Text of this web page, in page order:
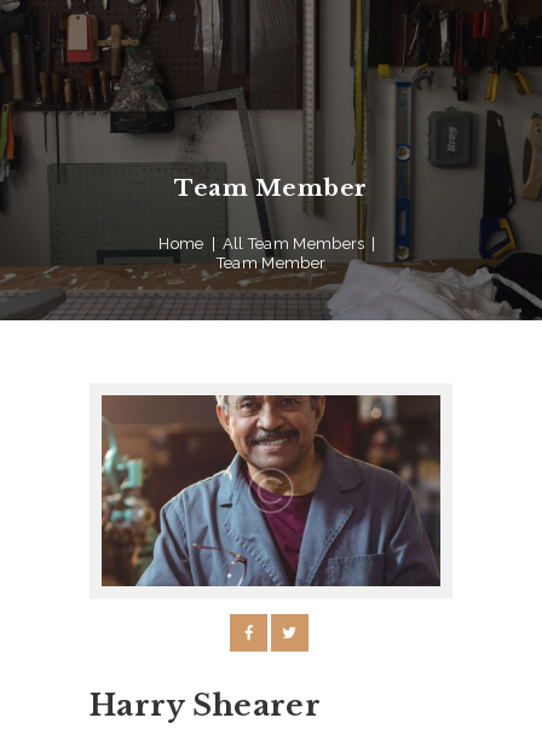
Team Member
Home
All Team Members
Team Member
Harry Shearer